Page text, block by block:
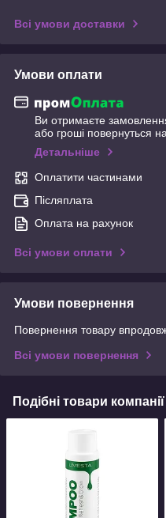
Всі умови доставки
Умови оплати
Ви отримаєте
або гроші повернуться
Детальніше
Оплатити частинами
Післяплата
Оплата на рахунок
Всі умови оплати
Умови повернення
Повернення товару
Всі умови повернення
Подібні товари компанії